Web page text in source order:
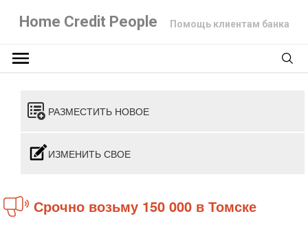
Home Credit People Помощь клиентам банка
РАЗМЕСТИТЬ НОВОЕ
ИЗМЕНИТЬ СВОЕ
Срочно возьму 150 000 в Томске